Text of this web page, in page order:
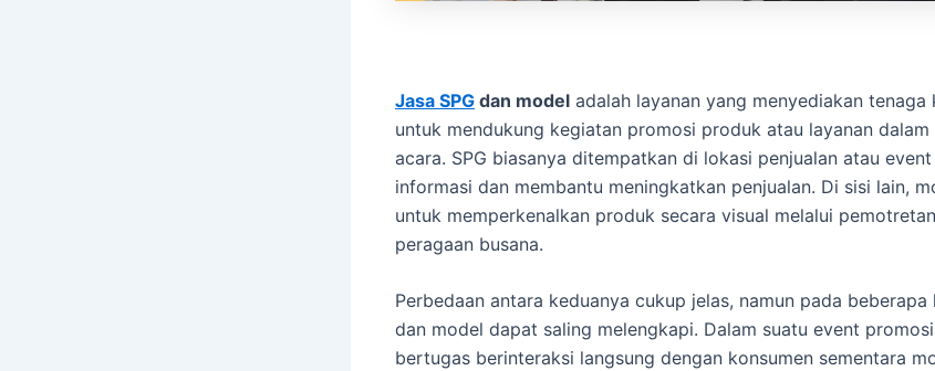
Jasa SPG dan model adalah layanan yang menyediakan
untuk mendukung kegiatan promosi produk atau layanan
acara. SPG biasanya ditempatkan di lokasi penjualan atau
informasi dan membantu meningkatkan penjualan. Di sisi lain,
untuk memperkenalkan produk secara visual melalui
peragaan busana.
Perbedaan antara keduanya cukup jelas, namun pada beberapa
dan model dapat saling melengkapi. Dalam suatu event
bertugas berinteraksi langsung dengan konsumen sementara